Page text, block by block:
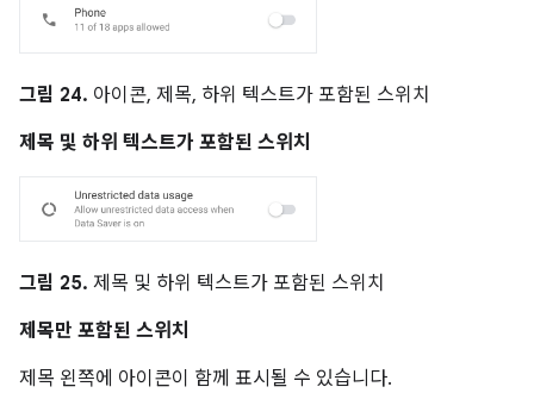
그림 24. 아이콘, 제목, 하위 텍스트가 포함된 스위치
제목 및 하위 텍스트가 포함된 스위치
그림 25. 제목 및 하위 텍스트가 포함된 스위치
제목만 포함된 스위치
제목 왼쪽에 아이콘이 함께 표시될 수 있습니다.